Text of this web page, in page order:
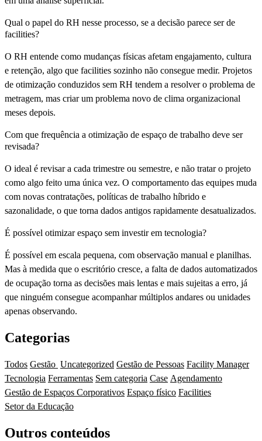
Qual o papel do RH nesse processo, se a decisão parece ser de
facilities?
O RH entende como mudanças físicas afetam engajamento, cultura
e retenção, algo que facilities sozinho não consegue medir. Projetos
de otimização conduzidos sem RH tendem a resolver o problema de
metragem, mas criar um problema novo de clima organizacional
meses depois.
Com que frequência a otimização de espaço de trabalho deve ser
revisada?
O ideal é revisar a cada trimestre ou semestre, e não tratar o projeto
como algo feito uma única vez. O comportamento das equipes muda
com novas contratações, políticas de trabalho híbrido e
sazonalidade, o que torna dados antigos rapidamente desatualizados.
É possível otimizar espaço sem investir em tecnologia?
É possível em escala pequena, com observação manual e planilhas.
Mas à medida que o escritório cresce, a falta de dados automatizados
de ocupação torna as decisões mais lentas e mais sujeitas a erro, já
que ninguém consegue acompanhar múltiplos andares ou unidades
apenas observando.
Categorias
Todos Gestão Uncategorized Gestão de Pessoas Facility Manager
Tecnologia Ferramentas Sem categoria Case Agendamento
Gestão de Espaços Corporativos Espaço físico Facilities
Setor da Educação
Outros conteúdos